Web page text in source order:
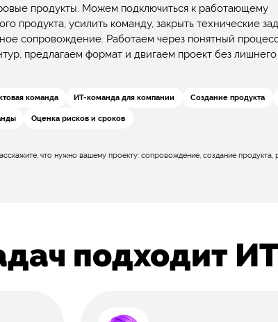
продукты. Можем подключиться к работающему
продукта, усилить команду, закрыть технические
сопровождение. Работаем через понятный
предлагаем формат и двигаем проект без лишнего
команда ИТ-команда для компании Создание продукта
Оценка рисков и сроков
что нужно вашему проекту: сопровождение, создание
подходит